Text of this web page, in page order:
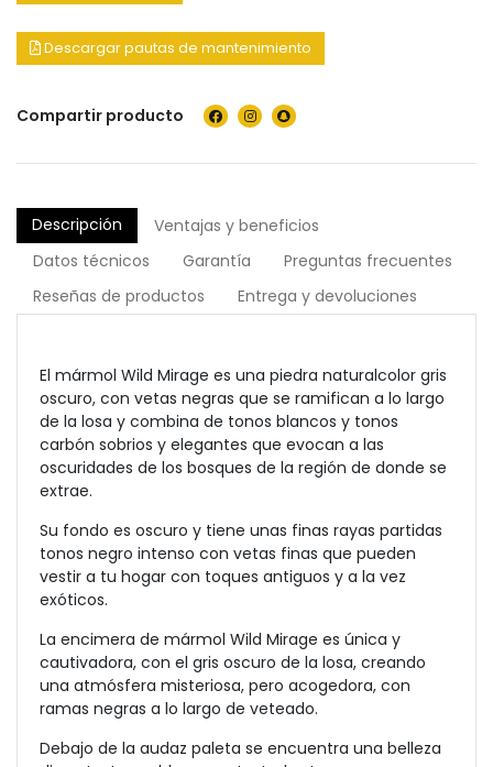
Descargar pautas de mantenimiento
Compartir producto
Descripción
Ventajas y beneficios
Datos técnicos
Garantía
Preguntas frecuentes
Reseñas de productos
Entrega y devoluciones
El mármol Wild Mirage es una piedra naturalcolor gris
oscuro, con vetas negras que se ramifican a lo largo
de la losa y combina de tonos blancos y tonos
carbón sobrios y elegantes que evocan a las
oscuridades de los bosques de la región de donde se
extrae.
Su fondo es oscuro y tiene unas finas rayas partidas
tonos negro intenso con vetas finas que pueden
vestir a tu hogar con toques antiguos y a la vez
exóticos.
La encimera de mármol Wild Mirage es única y
cautivadora, con el gris oscuro de la losa, creando
una atmósfera misteriosa, pero acogedora, con
ramas negras a lo largo de veteado.
Debajo de la audaz paleta se encuentra una belleza